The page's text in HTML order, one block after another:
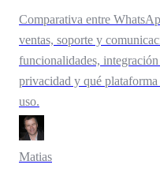
Comparativa entre
ventas, soporte y
funcionalidades,
privacidad y qué
uso.
Matias